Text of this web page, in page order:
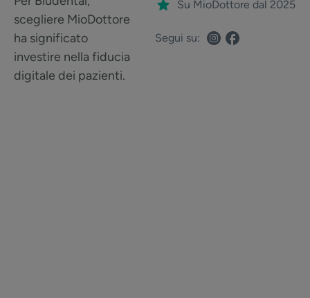
scegliere MioDottore
ha significato
investire nella fiducia
digitale dei pazienti.
Su MioDottore dal 2025
Segui su: